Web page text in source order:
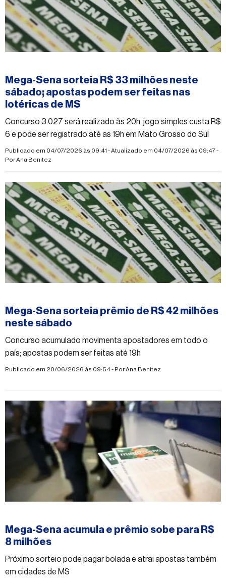
Mega-Sena sorteia R$ 33 milhões neste
sábado; apostas podem ser feitas nas
lotéricas de MS
Concurso 3.027 será realizado às 20h; jogo simples custa R$
6 e pode ser registrado até as 19h em Mato Grosso do Sul
Publicado em 04/07/2026 às 09:41 - Atualizado em 04/07/2026 às 09:47 -
PorAna Benitez
Mega-Sena sorteia prêmio de R$ 42 milhões
neste sábado
Concurso acumulado movimenta apostadores em todo o
país; apostas podem ser feitas até 19h
Publicado em 20/06/2026 às 09:54 - PorAna Benitez
Mega-Sena acumula e prêmio sobe para R$
8 milhões
Próximo sorteio pode pagar bolada e atrai apostas também
em cidades de MS